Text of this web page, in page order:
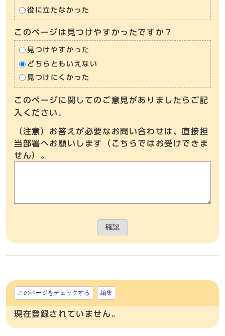
役に立たなかった
このページは見つけやすかったですか？
見つけやすかった
どちらともいえない
見つけにくかった
このページに関してのご意見がありましたらご記
入ください。
（注意）お答えが必要なお問い合わせは、直接担
当部署へお願いします（こちらではお受けできま
せん）。
確認
このページをチェックする 編集
現在登録されていません。